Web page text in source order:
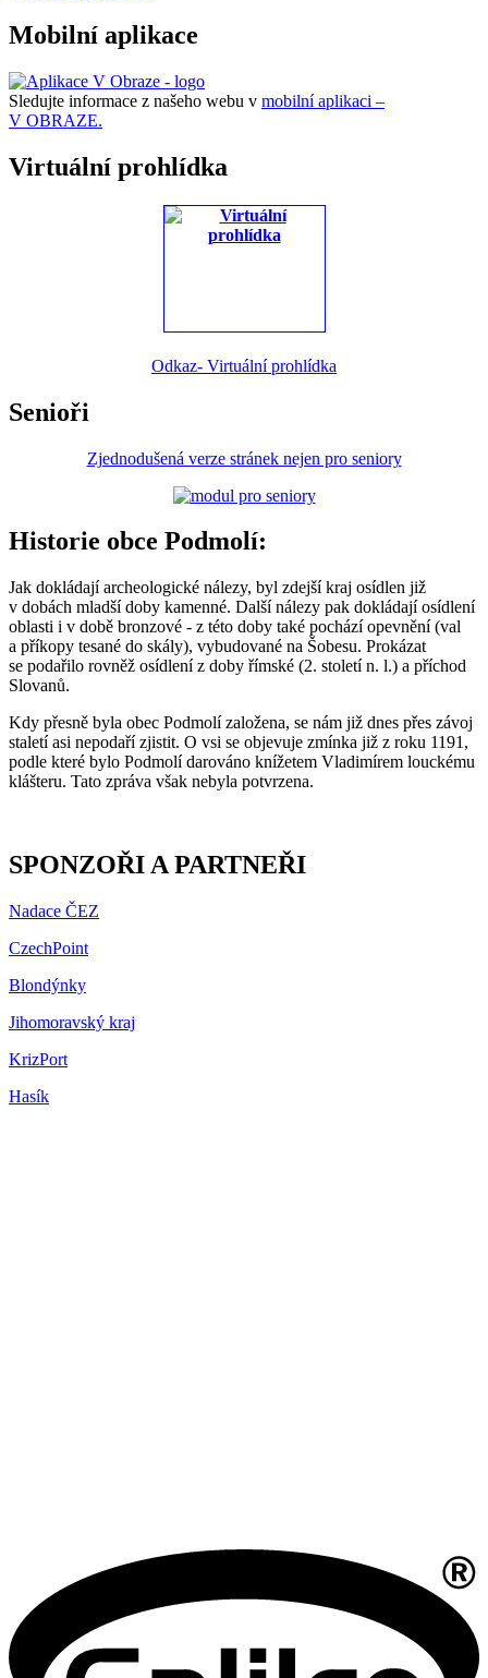
Mobilní aplikace
Sledujte informace z našeho webu v mobilní aplikaci –
V OBRAZE.
Virtuální prohlídka
Odkaz- Virtuální prohlídka
Senioři
Zjednodušená verze stránek nejen pro seniory
Historie obce Podmolí:
Jak dokládají archeologické nálezy, byl zdejší kraj osídlen již
v dobách mladší doby kamenné. Další nálezy pak dokládají osídlení
oblasti i v době bronzové - z této doby také pochází opevnění (val
a příkopy tesané do skály), vybudované na Šobesu. Prokázat
se podařilo rovněž osídlení z doby římské (2. století n. l.) a příchod
Slovanů.
Kdy přesně byla obec Podmolí založena, se nám již dnes přes závoj
staletí asi nepodaří zjistit. O vsi se objevuje zmínka již z roku 1191,
podle které bylo Podmolí darováno knížetem Vladimírem louckému
klášteru. Tato zpráva však nebyla potvrzena.
SPONZOŘI A PARTNEŘI
Nadace ČEZ
CzechPoint
Blondýnky
Jihomoravský kraj
KrizPort
Hasík